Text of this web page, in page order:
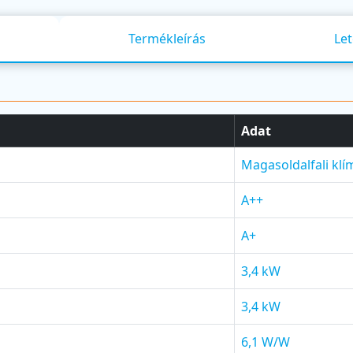
Termékleírás
Adat
Magasoldalfali
A++
A+
3,4 kW
3,4 kW
6,1 W/W